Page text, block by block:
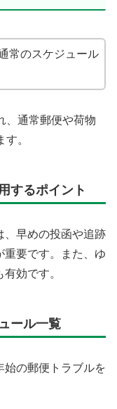
常のスケジュール
、通常郵便や荷物
。
するポイント
、早めの投函や追跡
重要です。また、ゆ
効です。
ール一覧
始の郵便トラブルを